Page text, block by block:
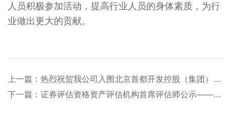
人员积极参加活动，提高行业人员的身体素质，为行
业做出更大的贡献。
上一篇：热烈祝贺我公司入围北京首都开发控股（集团）有限公司实物资产评估代理机构备选库
下一篇：证券评估资格资产评估机构首席评估师公示——我公司总经理杨奕名列其中